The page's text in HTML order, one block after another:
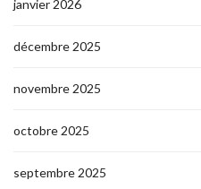
janvier 2026
décembre 2025
novembre 2025
octobre 2025
septembre 2025